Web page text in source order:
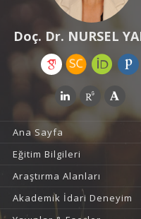
Doç. Dr. NURSEL
Ana Sayfa
Eğitim Bilgileri
Araştırma Alanları
Akademik İdari Deneyim